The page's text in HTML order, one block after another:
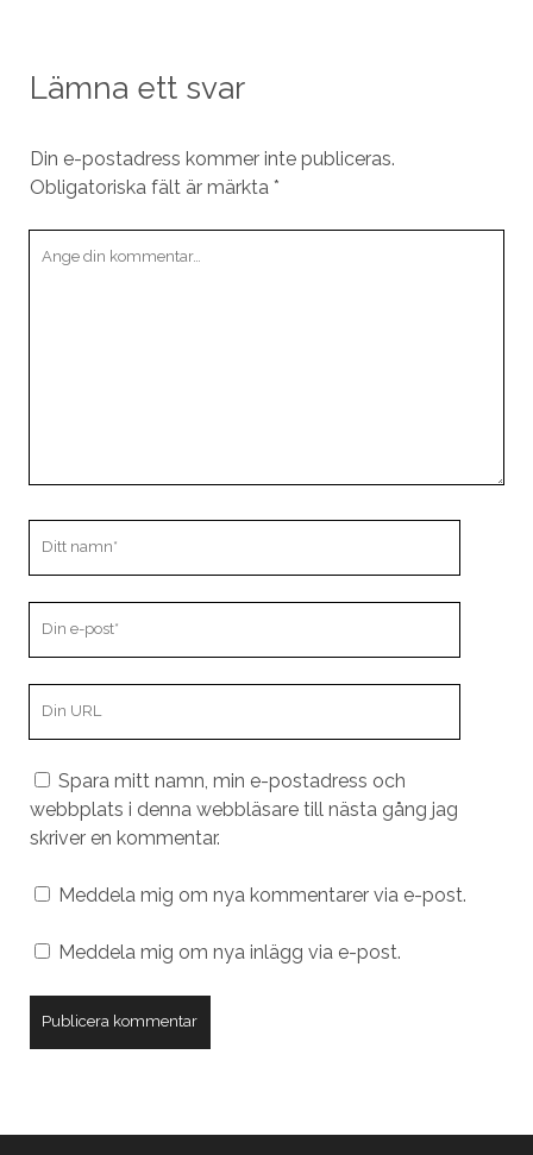
Lämna ett svar
Din e-postadress kommer inte publiceras.
Obligatoriska fält är märkta *
kommentar
Spara mitt namn, min e-postadress och
webbplats i denna webbläsare till nästa gång jag
skriver en kommentar.
Meddela mig om nya kommentarer via e-post.
Meddela mig om nya inlägg via e-post.